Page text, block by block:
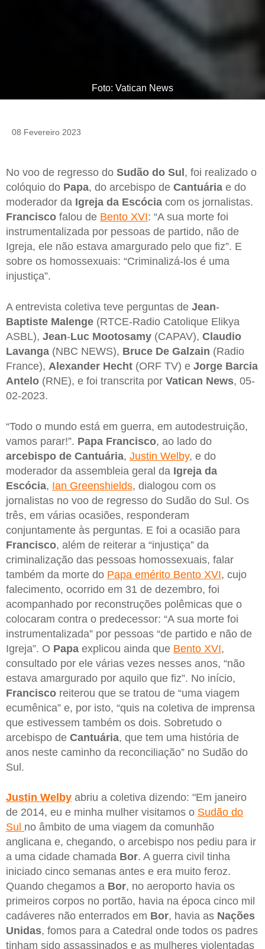
Foto: Vatican News
08 Fevereiro 2023
No voo de regresso do Sudão do Sul , foi realizado o
colóquio do Papa, do arcebispo de Cantuária e do
moderador da Igreja da Escócia com os jornalistas.
Francisco falou de Bento XVI: “A sua morte foi
instrumentalizada por pessoas de partido, não de
Igreja, ele não estava amargurado pelo que fiz”. E
sobre os homossexuais: “Criminalizá-los é uma
injustiça”.
A entrevista coletiva teve perguntas de Jean-
Baptiste Malenge (RTCE-Radio Catolique Elikya
ASBL), Jean-Luc Mootosamy (CAPAV), Claudio
Lavanga (NBC NEWS), Bruce De Galzain (Radio
France), Alexander Hecht (ORF TV) e Jorge Barcia
Antelo (RNE), e foi transcrita por Vatican News, 05-
02-2023.
“Todo o mundo está em guerra, em autodestruição,
vamos parar!”. Papa Francisco, ao lado do
arcebispo de Cantuária, Justin Welby, e do
moderador da assembleia geral da Igreja da
Escócia, Ian Greenshields, dialogou com os
jornalistas no voo de regresso do Sudão do Sul. Os
três, em várias ocasiões, responderam
conjuntamente às perguntas. E foi a ocasião para
Francisco, além de reiterar a “injustiça” da
criminalização das pessoas homossexuais, falar
também da morte do Papa emérito Bento XVI, cujo
falecimento, ocorrido em 31 de dezembro, foi
acompanhado por reconstruções polêmicas que o
colocaram contra o predecessor: “A sua morte foi
instrumentalizada” por pessoas “de partido e não de
Igreja”. O Papa explicou ainda que Bento XVI,
consultado por ele várias vezes nesses anos, “não
estava amargurado por aquilo que fiz”. No início,
Francisco reiterou que se tratou de “uma viagem
ecumênica” e, por isto, “quis na coletiva de imprensa
que estivessem também os dois. Sobretudo o
arcebispo de Cantuária, que tem uma história de
anos neste caminho da reconciliação” no Sudão do
Sul.
Justin Welby abriu a coletiva dizendo: "Em janeiro
de 2014, eu e minha mulher visitamos o Sudão do
Sul no âmbito de uma viagem da comunhão
anglicana e, chegando, o arcebispo nos pediu para ir
a uma cidade chamada Bor. A guerra civil tinha
iniciado cinco semanas antes e era muito feroz.
Quando chegamos a Bor, no aeroporto havia os
primeiros corpos no portão, havia na época cinco mil
cadáveres não enterrados em Bor, havia as Nações
Unidas, fomos para a Catedral onde todos os padres
tinham sido assassinados e as mulheres violentadas